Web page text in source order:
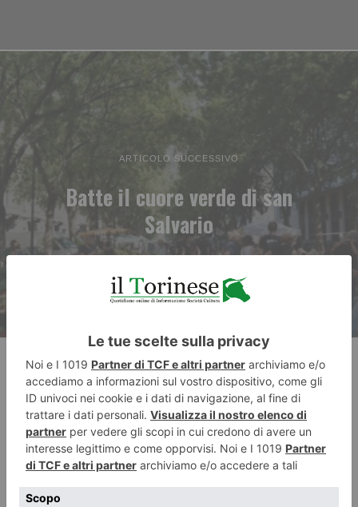
ARTICOLO SUCCESSIVO
Batte il cuore verde di san
Salvario
RECENTI: